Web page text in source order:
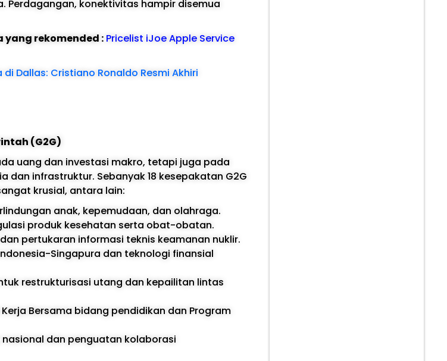
Perdagangan, konektivitas hampir disemua
yang rekomended : Pricelist iJoe Apple Service
di Dallas: Cristiano Ronaldo Resmi Akhiri
(G2G)
uang dan investasi makro, tetapi juga pada
dan infrastruktur. Sebanyak 18 kesepakatan G2G
krusial, antara lain:
anak, kepemudaan, dan olahraga.
produk kesehatan serta obat-obatan.
pertukaran informasi teknis keamanan nuklir.
Singapura dan teknologi finansial
restrukturisasi utang dan kepailitan lintas
Bersama bidang pendidikan dan Program
dan penguatan kolaborasi